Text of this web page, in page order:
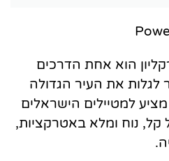
הוא אחת הדרכים
לגלות את העיר הגדולה
למטיילים הישראלים
קל, נוח ומלא באטרקציות,